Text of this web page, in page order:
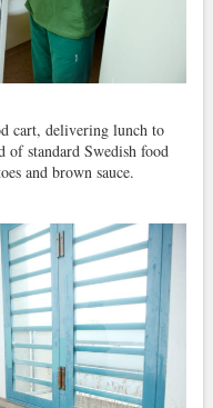
cart, delivering lunch to
of standard Swedish food
and brown sauce.